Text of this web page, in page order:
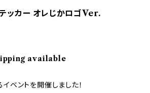
テッカー オレじかロゴVer.
available
ベントを開催しました！